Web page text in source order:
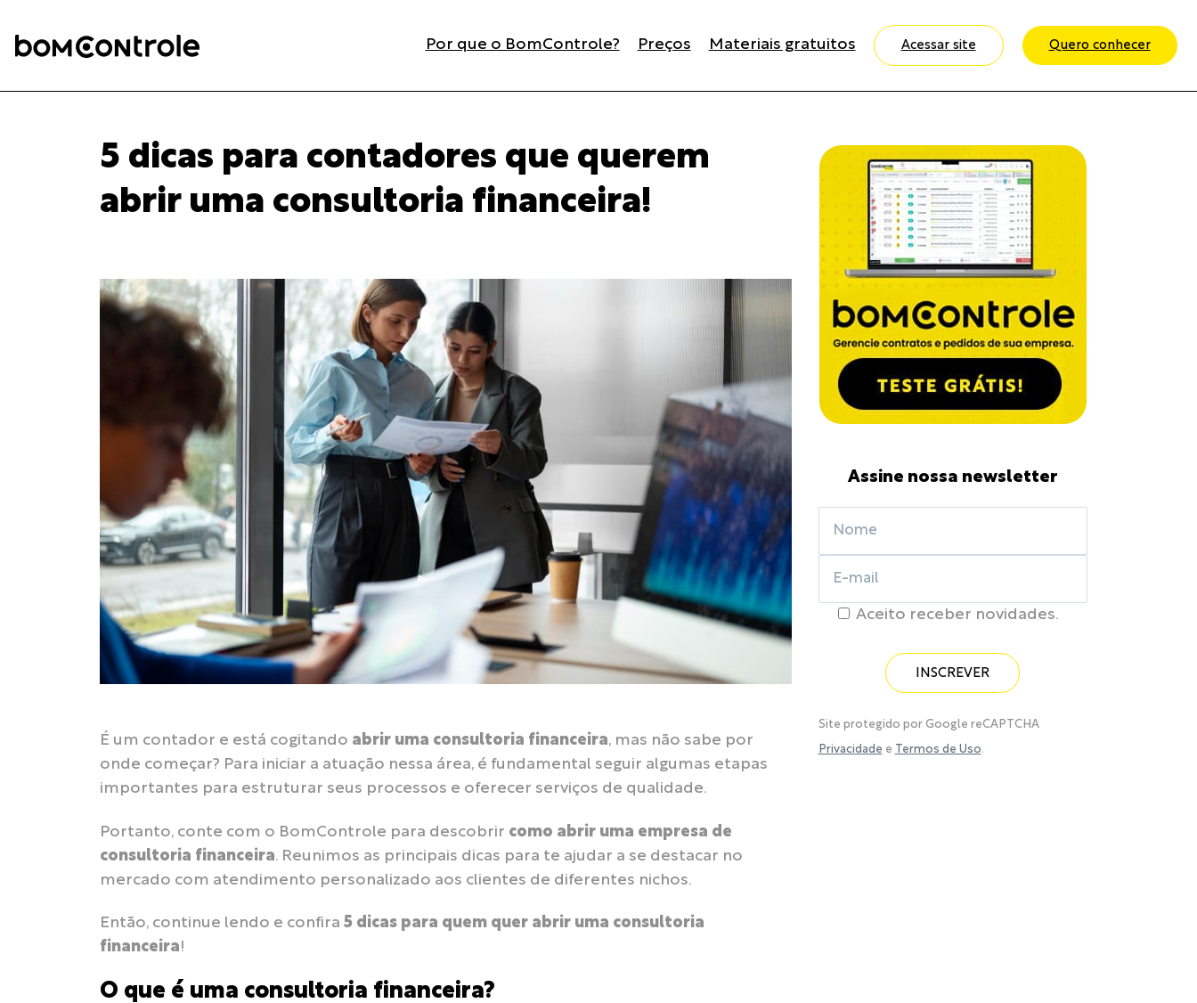
Por que o BomControle? Preços Materiais gratuitos Acessar site Quero conhecer
5 dicas para contadores que querem
abrir uma consultoria financeira!
É um contador e está cogitando abrir uma consultoria financeira, mas não sabe por
onde começar? Para iniciar a atuação nessa área, é fundamental seguir algumas etapas
importantes para estruturar seus processos e oferecer serviços de qualidade.
Portanto, conte com o BomControle para descobrir como abrir uma empresa de
consultoria financeira. Reunimos as principais dicas para te ajudar a se destacar no
mercado com atendimento personalizado aos clientes de diferentes nichos.
Então, continue lendo e confira 5 dicas para quem quer abrir uma consultoria
financeira!
O que é uma consultoria financeira?
Assine nossa newsletter
Aceito receber novidades.
Site protegido por Google reCAPTCHA
Privacidade e Termos de Uso.